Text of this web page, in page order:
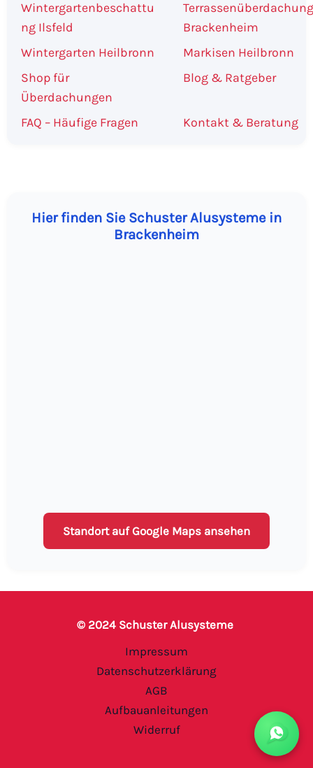
Wintergartenbeschattu
ng Ilsfeld
Terrassenüberdachung
Brackenheim
Wintergarten Heilbronn
Markisen Heilbronn
Shop für
Überdachungen
Blog & Ratgeber
FAQ – Häufige Fragen Kontakt & Beratung
Hier finden Sie Schuster Alusysteme in
Brackenheim
Standort auf Google Maps ansehen
© 2024 Schuster Alusysteme
Impressum
Datenschutzerklärung
AGB
Aufbauanleitungen
Widerruf